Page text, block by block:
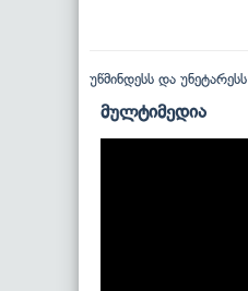
უწმინდესს და უნეტარესს
მულტიმედია